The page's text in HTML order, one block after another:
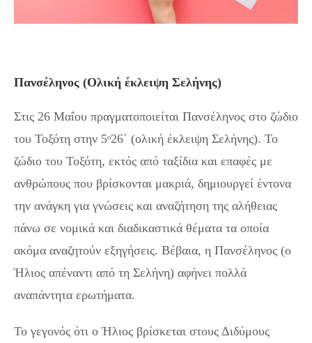
Πανσέληνος (Ολική έκλειψη Σελήνης)
Στις 26 Μαΐου πραγματοποιείται Πανσέληνος στο ζώδιο
του Τοξότη στην 5ᵒ26΄ (ολική έκλειψη Σελήνης). Το
ζώδιο του Τοξότη, εκτός από ταξίδια και επαφές με
ανθρώπους που βρίσκονται μακριά, δημιουργεί έντονα
την ανάγκη για γνώσεις και αναζήτηση της αλήθειας
πάνω σε νομικά και διαδικαστικά θέματα τα οποία
ακόμα αναζητούν εξηγήσεις. Βέβαια, η Πανσέληνος (ο
Ήλιος απέναντι από τη Σελήνη) αφήνει πολλά
αναπάντητα ερωτήματα.
Το γεγονός ότι ο Ήλιος βρίσκεται στους Διδύμους